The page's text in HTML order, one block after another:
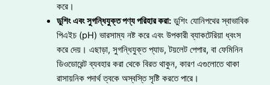
করে।
ডুশিং এবং সুগন্ধিযুক্ত পণ্য পরিহার করা:ডুশিং যোনিপথের স্বাভাবিক
পিএইচ (pH) ভারসাম্য নষ্ট করে এবং উপকারী ব্যাকটেরিয়া ধ্বংস
করে দেয়। এছাড়া, সুগন্ধিযুক্ত প্যাড, টয়লেট পেপার, বা ফেমিনিন
ডিওডোরেন্ট ব্যবহার করা থেকে বিরত থাকুন, কারণ এগুলোতে থাকা
রাসায়নিক পদার্থ ত্বকে অস্বস্তি সৃষ্টি করতে পারে।